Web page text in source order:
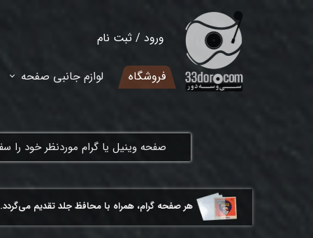
ورود / ثبت نام
تغییر گذر واژه
خروج از حساب کاربری
فروشگاه لوازم جانبی صفحه
​صفحه وینیل یا گرام موردنظر خود را
هر ​صفحه گرام، همراه با محافظ جلد تقدیم می‌گردد.